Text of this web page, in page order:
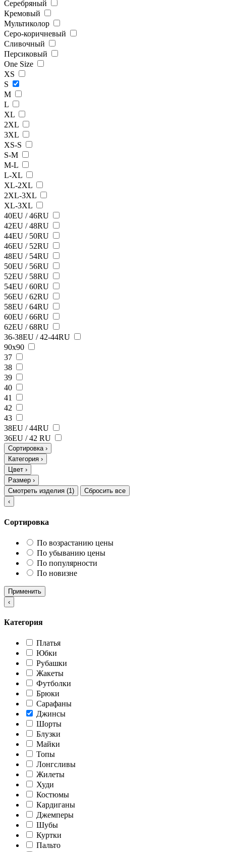
Серебряный
Кремовый
Мультиколор
Серо-коричневый
Сливочный
Персиковый
One Size
XS
S
M
L
XL
2XL
3XL
XS-S
S-M
M-L
L-XL
XL-2XL
2XL-3XL
XL-3XL
40EU / 46RU
42EU / 48RU
44EU / 50RU
46EU / 52RU
48EU / 54RU
50EU / 56RU
52EU / 58RU
54EU / 60RU
56EU / 62RU
58EU / 64RU
60EU / 66RU
62EU / 68RU
36-38EU / 42-44RU
90х90
37
38
39
40
41
42
43
38ЕU / 44RU
36EU / 42 RU
Сортировка ›
Категория ›
Цвет ›
Размер ›
Смотреть изделия (1)
Сбросить все
‹
Сортировка
По возрастанию цены
По убыванию цены
По популярности
По новизне
Применить
‹
Категория
Платья
Юбки
Рубашки
Жакеты
Футболки
Брюки
Сарафаны
Джинсы
Шорты
Блузки
Майки
Топы
Лонгсливы
Жилеты
Худи
Костюмы
Кардиганы
Джемперы
Шубы
Куртки
Пальто